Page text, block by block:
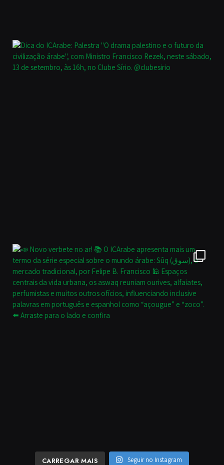
CARREGAR MAIS Seguir no Instagram